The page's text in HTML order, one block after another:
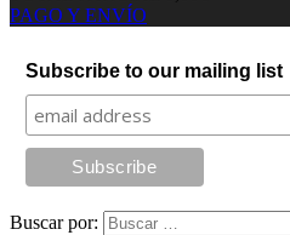
PAGO Y ENVÍO
Subscribe to our mailing list
Buscar por: